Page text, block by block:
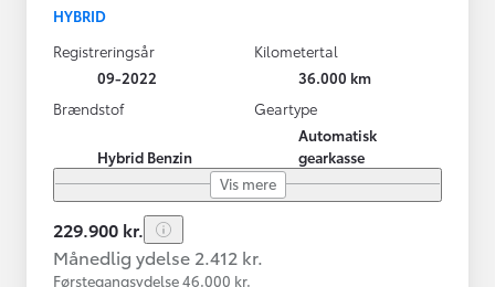
HYBRID
Registreringsår
09-2022
Kilometertal
36.000 km
Brændstof
Hybrid Benzin
Geartype
Automatisk
gearkasse
Vis mere
229.900 kr.
Månedlig ydelse 2.412 kr.
Førstegangsydelse 46.000 kr.